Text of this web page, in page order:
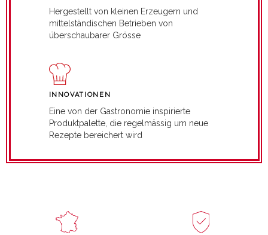
Hergestellt von kleinen Erzeugern und
mittelständischen Betrieben von
überschaubarer Grösse
INNOVATIONEN
Eine von der Gastronomie inspirierte
Produktpalette, die regelmässig um neue
Rezepte bereichert wird